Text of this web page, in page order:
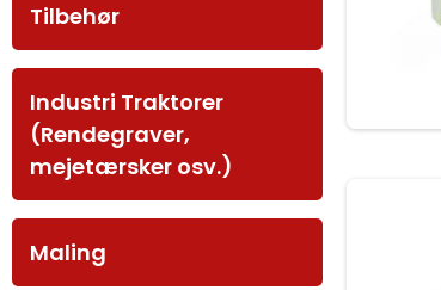
Tilbehør
Industri Traktorer
(Rendegraver,
mejetærsker osv.)
Maling